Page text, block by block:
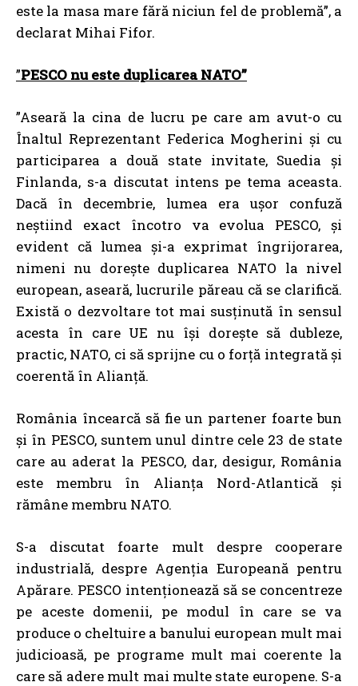
este la masa mare fără niciun fel de problemă”, a
declarat Mihai Fifor.
”PESCO nu este duplicarea NATO”
”Aseară la cina de lucru pe care am avut-o cu
Înaltul Reprezentant Federica Mogherini și cu
participarea a două state invitate, Suedia și
Finlanda, s-a discutat intens pe tema aceasta.
Dacă în decembrie, lumea era ușor confuză
neștiind exact încotro va evolua PESCO, și
evident că lumea și-a exprimat îngrijorarea,
nimeni nu dorește duplicarea NATO la nivel
european, aseară, lucrurile păreau că se clarifică.
Există o dezvoltare tot mai susținută în sensul
acesta în care UE nu își dorește să dubleze,
practic, NATO, ci să sprijne cu o forță integrată și
coerentă în Alianță.
România încearcă să fie un partener foarte bun
și în PESCO, suntem unul dintre cele 23 de state
care au aderat la PESCO, dar, desigur, România
este membru în Alianța Nord-Atlantică și
rămâne membru NATO.
S-a discutat foarte mult despre cooperare
industrială, despre Agenția Europeană pentru
Apărare. PESCO intenționează să se concentreze
pe aceste domenii, pe modul în care se va
produce o cheltuire a banului european mult mai
judicioasă, pe programe mult mai coerente la
care să adere mult mai multe state europene. S-a